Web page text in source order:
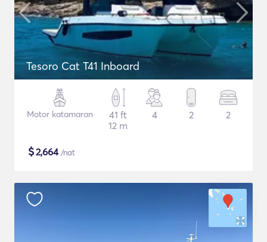
Tesoro Cat T41 Inboard
Motor katamaran
41 ft
12 m
4 2 2
$2,664/nat